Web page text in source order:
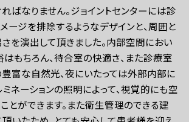
ばなりません。ジョイントセンターには診
ージを排除するようなデザインと、周囲と
を演出して頂きました。内部空間におい
もちろん、待合室の快適さ、また診療室
富な自然光、夜にいたっては外部内部に
ネーションの照明によって、視覚的にも空
とができます。また衛生管理のできる建